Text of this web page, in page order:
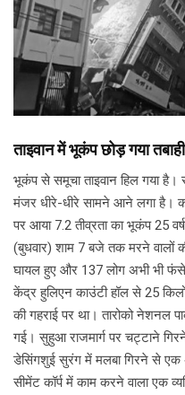
ताइवान में भूकंप छोड़ गया
भूकंप से समूचा ताइवान हिल गया है।
मंजर धीरे-धीरे सामने आने लगा है।
पर आया 7.2 तीव्रता का भूकंप 25
(बुधवार) शाम 7 बजे तक मरने वालों
घायल हुए और 137 लोग अभी भी
केंद्र हुलिएन काउंटी हॉल से 25
की गहराई पर था। तारोको नेशनल
गई। सुहुआ राजमार्ग पर चट्टाने
डेसिंगशुई सुरंग में मलबा गिरने से एक
सीमेंट कॉर्प में काम करने वाला एक